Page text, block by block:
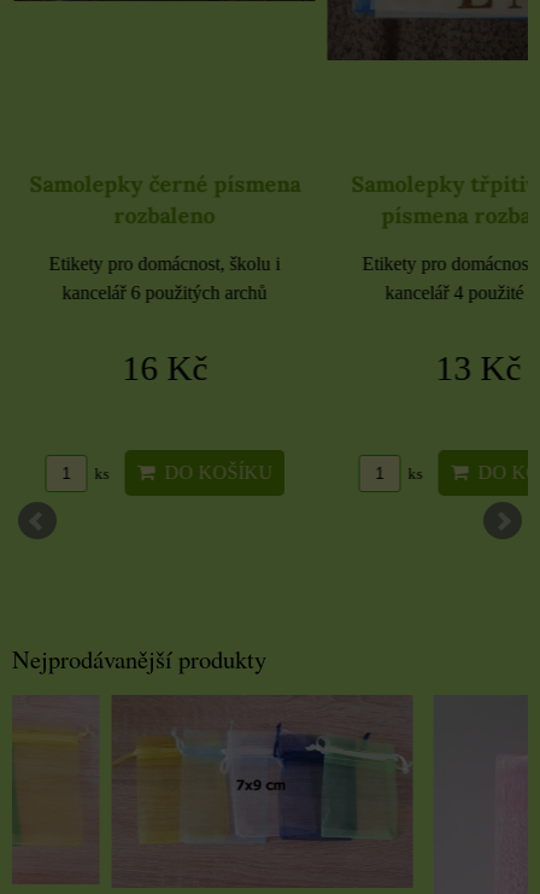
Samolepky černé písmena
rozbaleno
Etikety pro domácnost, školu i
kancelář 6 použitých archů
16 Kč
ks DO KOŠÍKU
Samolepky
písmena
Etikety pro
kancelář 4 použité
13 Kč
ks DO
Nejprodávanější produkty